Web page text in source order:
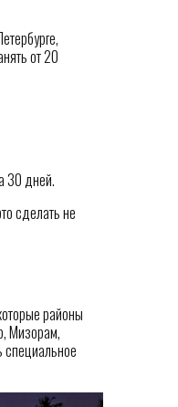
от 20
30 дней.
сделать не
районы
Мизорам,
специальное